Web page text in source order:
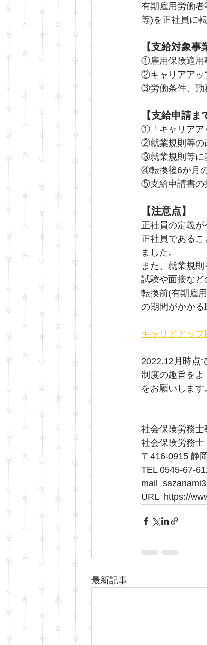
有期雇用労働
等)を正社員に
【支給対象事
①雇用保険適用
②キャリアアッ
③労働条件、勤
【支給申請ま
①「キャリアア
②就業規則等の
③就業規則等に
④転換後6か月
⑤支給申請書の
【注意点】
正社員の定義が
正社員である
ました。
また、就業規
試験や面接など
転換前(有期雇
の期間がかかる
キャリアアップ
2022.12月時点
制度の趣旨を
をお願いします
社会保険労務
社会保険労務
〒416-0915 静
TEL 0545-67-
mail
URL  https://
最新記事